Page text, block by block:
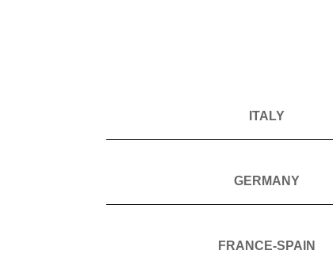
ITALY
GERMANY
FRANCE-SPAIN